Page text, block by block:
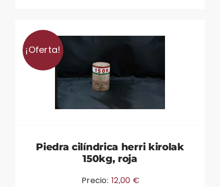
¡Oferta!
Piedra cilíndrica herri kirolak
150kg, roja
Precio: 12,00 €